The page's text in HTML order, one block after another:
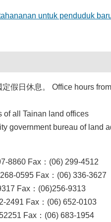
untuk penduduk
假日休息。 Office hours
of all Tainan land offices
government bureau of land
8860 Fax：(06) 299-4512
0595 Fax：(06) 336-3627
Fax：(06)256-9313
2491 Fax：(06) 652-0103
Fax：(06) 683-1954